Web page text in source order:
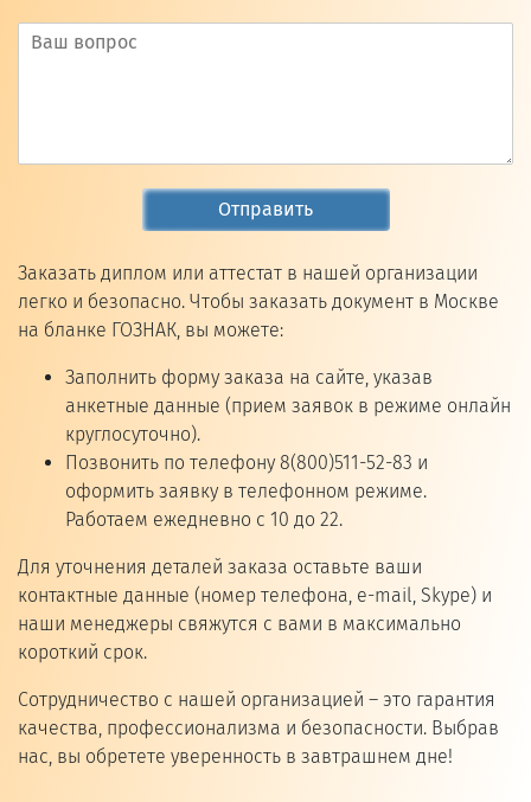
Отправить
Заказать диплом или аттестат в нашей организации
легко и безопасно. Чтобы заказать документ в Москве
на бланке ГОЗНАК, вы можете:
Заполнить форму заказа на сайте, указав
анкетные данные (прием заявок в режиме онлайн
круглосуточно).
Позвонить по телефону 8(800)511-52-83 и
оформить заявку в телефонном режиме.
Работаем ежедневно с 10 до 22.
Для уточнения деталей заказа оставьте ваши
контактные данные (номер телефона, e-mail, Skype) и
наши менеджеры свяжутся с вами в максимально
короткий срок.
Сотрудничество с нашей организацией – это гарантия
качества, профессионализма и безопасности. Выбрав
нас, вы обретете уверенность в завтрашнем дне!